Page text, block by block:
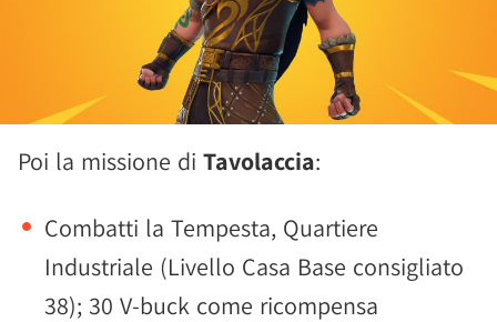
Poi la missione di Tavolaccia:
Combatti la Tempesta, Quartiere
Industriale (Livello Casa Base consigliato
38); 30 V-buck come ricompensa